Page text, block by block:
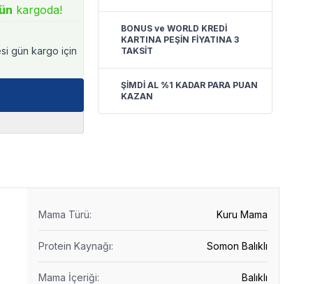
kargoda!
gün kargo için
BONUS ve WORLD KREDİ
KARTINA PEŞİN FİYATINA 3
TAKSİT
ŞİMDİ AL %1 KADAR PARA PUAN
KAZAN
Mama Türü: Kuru Mama
Protein Kaynağı: Somon Balıklı
Mama İçeriği: Balıklı